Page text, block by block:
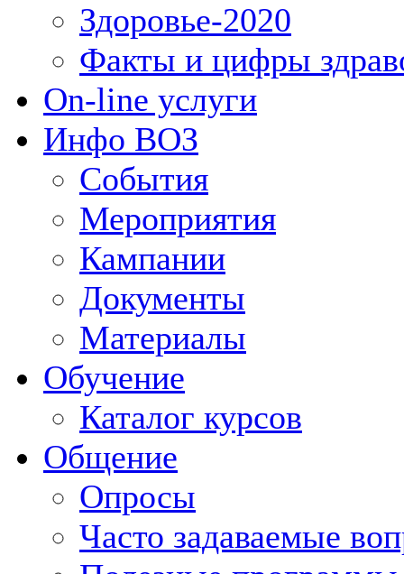
Здоровье-2020
Факты и цифры
On-line услуги
Инфо ВОЗ
События
Мероприятия
Кампании
Документы
Материалы
Обучение
Каталог курсов
Общение
Опросы
Часто задаваемые